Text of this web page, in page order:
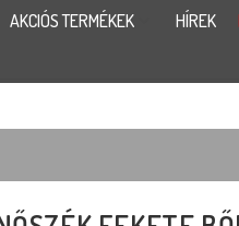
AKCIÓS TERMÉKEK HÍREK